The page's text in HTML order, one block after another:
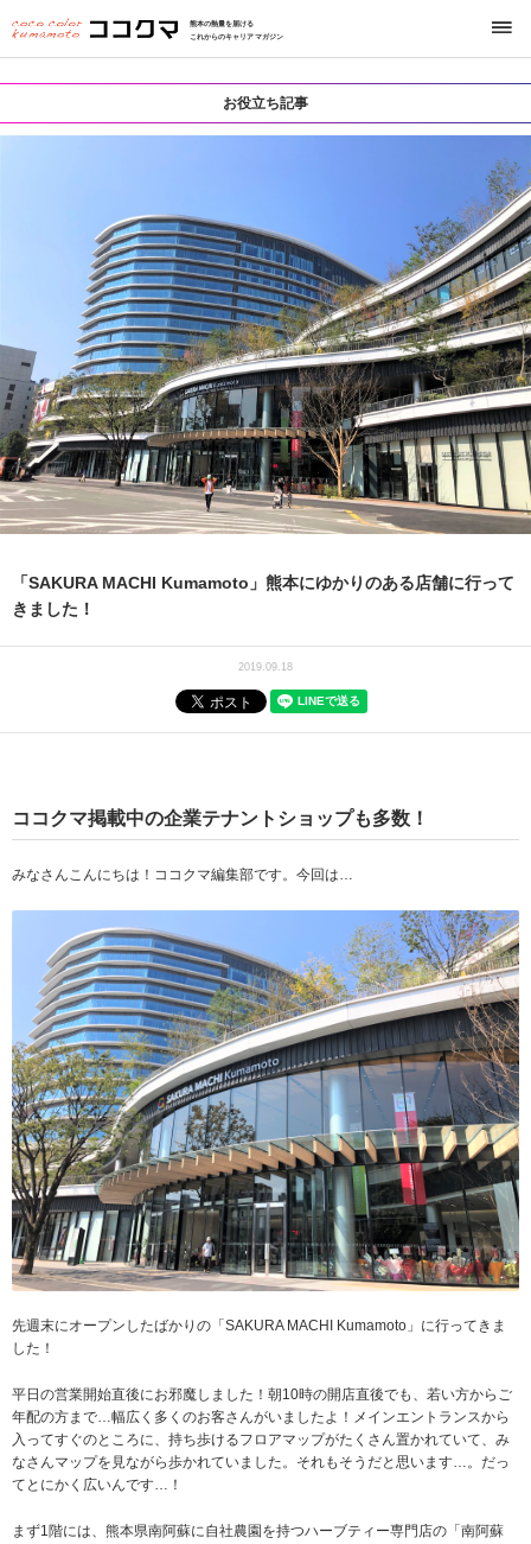
熊本の熱量を届ける
これからのキャリアマガジン
お役立ち記事
「SAKURA MACHI Kumamoto」熊本にゆかりのある店舗に行って
きました！
2019.09.18
ココクマ掲載中の企業テナントショップも多数！
みなさんこんにちは！ココクマ編集部です。今回は…
先週末にオープンしたばかりの「SAKURA MACHI Kumamoto」に行ってきま
した！
平日の営業開始直後にお邪魔しました！朝10時の開店直後でも、若い方からご
年配の方まで…幅広く多くのお客さんがいましたよ！メインエントランスから
入ってすぐのところに、持ち歩けるフロアマップがたくさん置かれていて、み
なさんマップを見ながら歩かれていました。それもそうだと思います…。だっ
てとにかく広いんです…！
まず1階には、熊本県南阿蘇に自社農園を持つハーブティー専門店の「南阿蘇